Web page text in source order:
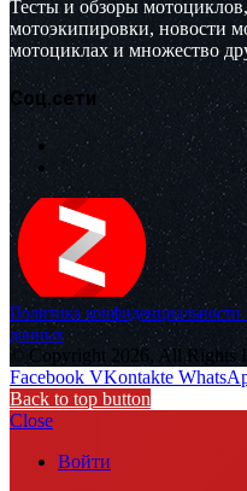
Тесты и обзоры
мотоэкипировки, новости
мотоциклах и множество
Соц.сети
Политика
данных
© Copyright 2026, All Rights
Facebook VKontakte
Back to top button
Close
Войти